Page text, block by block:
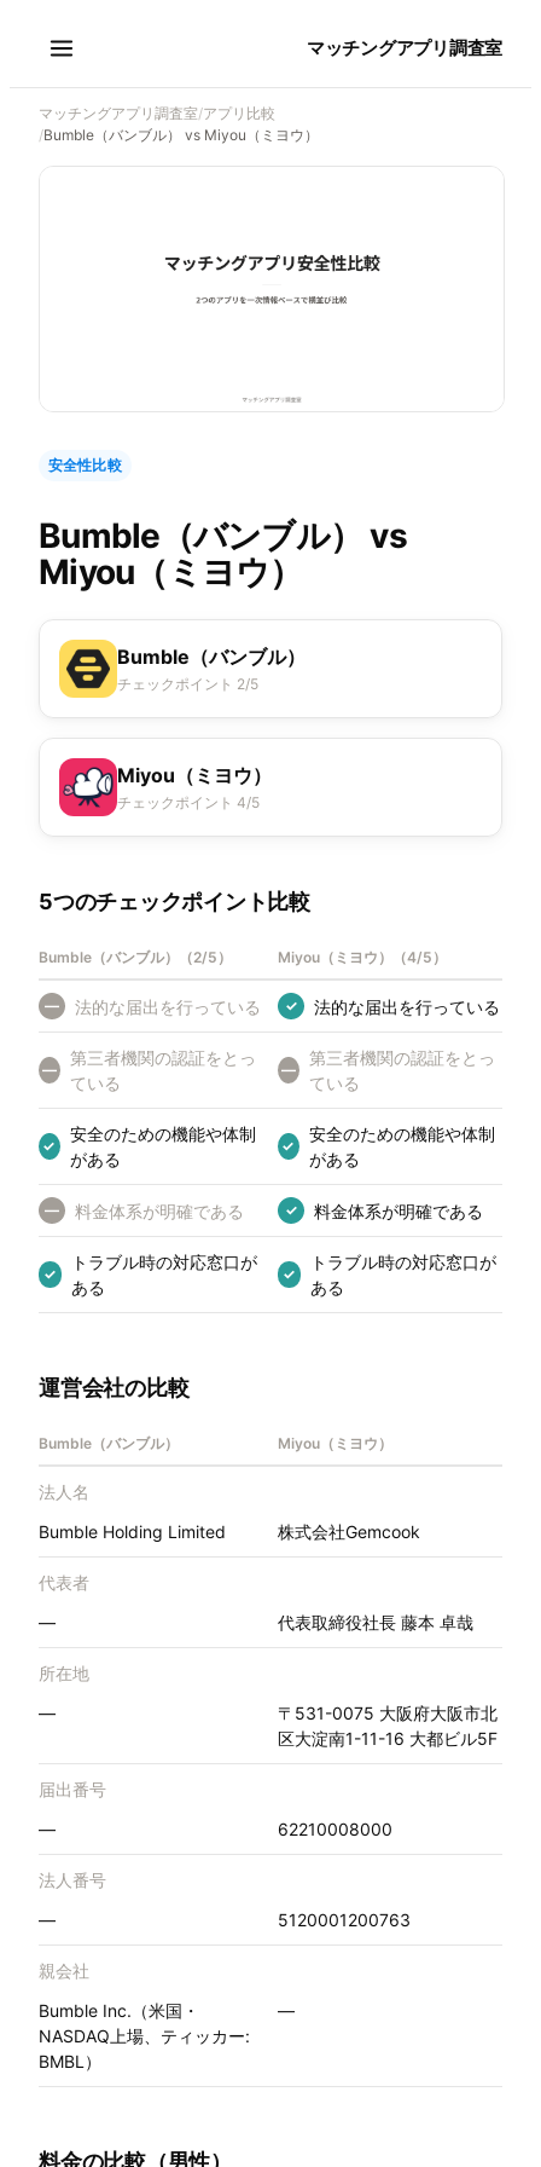
マッチングアプリ調査室
マッチングアプリ調査室/アプリ比較
/Bumble（バンブル） vs Miyou（ミヨウ）
安全性比較
Bumble（バンブル）
vs
Miyou（ミヨウ）
Bumble（バンブル）
チェックポイント 2/5
Miyou（ミヨウ）
チェックポイント 4/5
5つのチェックポイント比較
Bumble（バンブル） （2/5 ） Miyou（ミヨウ） （4/5 ）
— 法的な届出を行っている ✓ 法的な届出を行っている
—
第三者機関の認証をとっ
ている
—
第三者機関の認証をとっ
ている
✓
安全のための機能や体制
がある
✓
安全のための機能や体制
がある
— 料金体系が明確である ✓ 料金体系が明確である
✓
トラブル時の対応窓口が
ある
✓
トラブル時の対応窓口が
ある
運営会社の比較
Bumble（バンブル） Miyou（ミヨウ）
法人名
Bumble Holding Limited
株式会社Gemcook
代表者
—
代表取締役社長 藤本 卓哉
所在地
—
〒531-0075 大阪府大阪市北
区大淀南1-11-16 大都ビル5F
届出番号
—
62210008000
法人番号
—
5120001200763
親会社
Bumble Inc.（米国・
NASDAQ上場、ティッカー:
BMBL）
—